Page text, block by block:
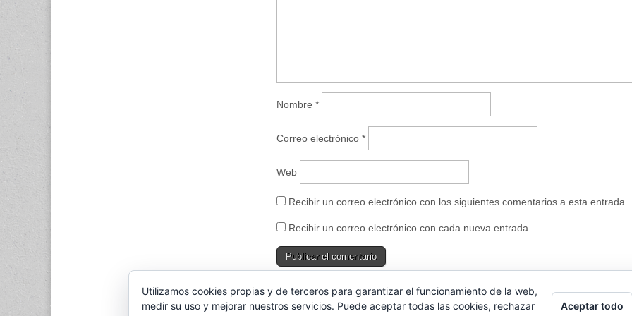
u
)
a
u
a
Nombre *
Correo electrónico *
Web
Recibir un correo electrónico con los siguientes comentarios a esta entrada.
Recibir un correo electrónico con cada nueva entrada.
This site uses Akismet to reduce spam.Learn how your comment data is
Utilizamos cookies propias y de terceros para garantizar el funcionamiento de la web,
medir su uso y mejorar nuestros servicios. Puede aceptar todas las cookies, rechazar
Aceptar todo